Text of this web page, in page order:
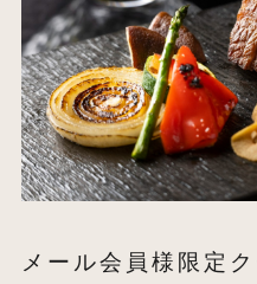
メール会員様限定